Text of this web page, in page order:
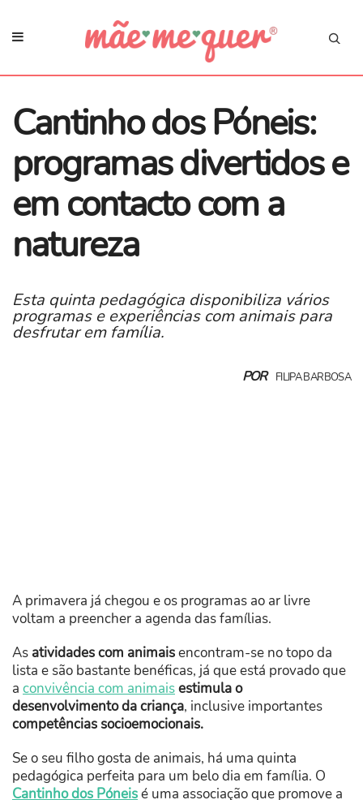
Cantinho dos Póneis:
programas divertidos e
em contacto com a
natureza
Esta quinta pedagógica disponibiliza vários
programas e experiências com animais para
desfrutar em família.
POR FILIPA BARBOSA
A primavera já chegou e os programas ao ar livre
voltam a preencher a agenda das famílias.
As atividades com animaisencontram-se no topo da
lista e são bastante benéficas, já que está provado que
a convivência com animaisestimula o
desenvolvimento da criança, inclusive importantes
competências socioemocionais.
Se o seu filho gosta de animais, há uma quinta
pedagógica perfeita para um belo dia em família. O
Cantinho dos Póneisé uma associação que promove a